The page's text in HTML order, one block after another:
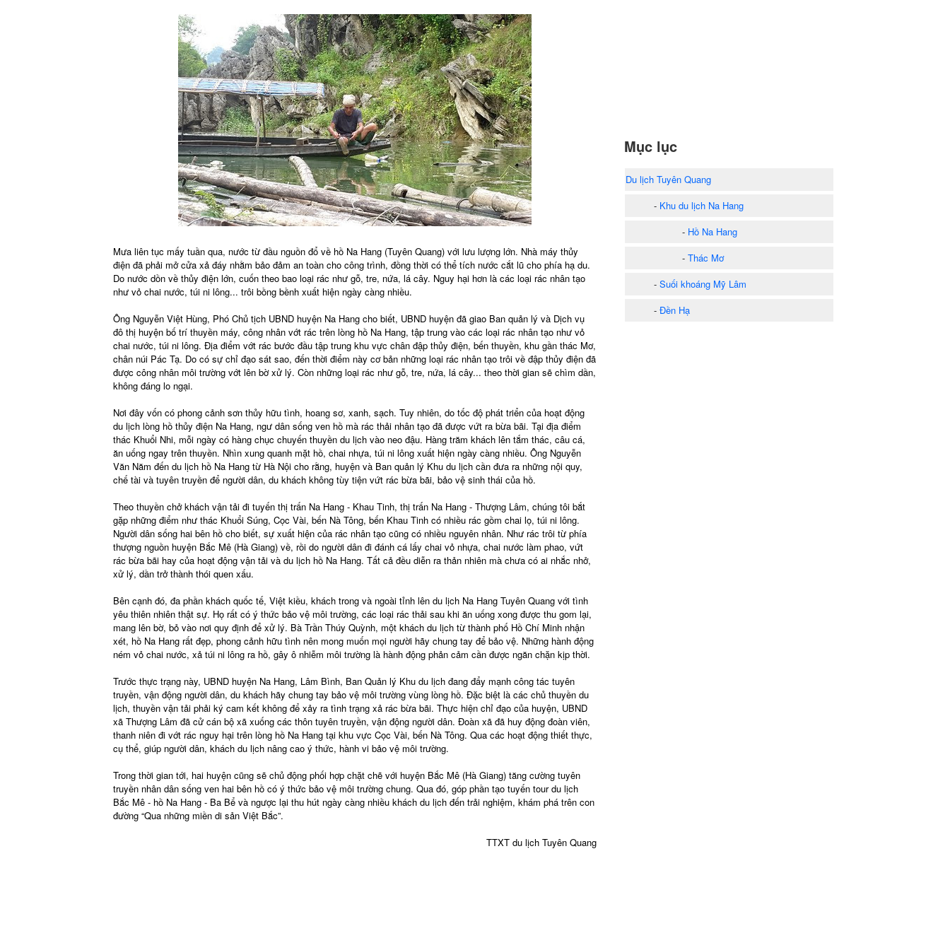
Mưa liên tục mấy tuần qua, nước từ đầu nguồn đổ về hồ Na Hang (Tuyên Quang) với lưu lượng lớn. Nhà máy thủy
điện đã phải mở cửa xả đáy nhằm bảo đảm an toàn cho công trình, đồng thời có thể tích nước cắt lũ cho phía hạ du.
Do nước dồn về thủy điện lớn, cuốn theo bao loại rác như gỗ, tre, nứa, lá cây. Nguy hại hơn là các loại rác nhân tạo
như vỏ chai nước, túi ni lông... trôi bồng bềnh xuất hiện ngày càng nhiều.
Ông Nguyễn Việt Hùng, Phó Chủ tịch UBND huyện Na Hang cho biết, UBND huyện đã giao Ban quản lý và Dịch vụ
đô thị huyện bố trí thuyền máy, công nhân vớt rác trên lòng hồ Na Hang, tập trung vào các loại rác nhân tạo như vỏ
chai nước, túi ni lông. Địa điểm vớt rác bước đầu tập trung khu vực chân đập thủy điện, bến thuyền, khu gần thác Mơ,
chân núi Pác Tạ. Do có sự chỉ đạo sát sao, đến thời điểm này cơ bản những loại rác nhân tạo trôi về đập thủy điện đã
được công nhân môi trường vớt lên bờ xử lý. Còn những loại rác như gỗ, tre, nứa, lá cây... theo thời gian sẽ chìm dần,
không đáng lo ngại.
Nơi đây vốn có phong cảnh sơn thủy hữu tình, hoang sơ, xanh, sạch. Tuy nhiên, do tốc độ phát triển của hoạt động
du lịch lòng hồ thủy điện Na Hang, ngư dân sống ven hồ mà rác thải nhân tạo đã được vứt ra bừa bãi. Tại địa điểm
thác Khuổi Nhi, mỗi ngày có hàng chục chuyến thuyền du lịch vào neo đậu. Hàng trăm khách lên tắm thác, câu cá,
ăn uống ngay trên thuyền. Nhìn xung quanh mặt hồ, chai nhựa, túi ni lông xuất hiện ngày càng nhiều. Ông Nguyễn
Văn Năm đến du lịch hồ Na Hang từ Hà Nội cho rằng, huyện và Ban quản lý Khu du lịch cần đưa ra những nội quy,
chế tài và tuyên truyền để người dân, du khách không tùy tiện vứt rác bừa bãi, bảo vệ sinh thái của hồ.
Theo thuyền chở khách vận tải đi tuyến thị trấn Na Hang - Khau Tinh, thị trấn Na Hang - Thượng Lâm, chúng tôi bắt
gặp những điểm như thác Khuổi Súng, Cọc Vài, bến Nà Tông, bến Khau Tinh có nhiều rác gồm chai lọ, túi ni lông.
Người dân sống hai bên hồ cho biết, sự xuất hiện của rác nhân tạo cũng có nhiều nguyên nhân. Như rác trôi từ phía
thượng nguồn huyện Bắc Mê (Hà Giang) về, rồi do người dân đi đánh cá lấy chai vỏ nhựa, chai nước làm phao, vứt
rác bừa bãi hay của hoạt động vận tải và du lịch hồ Na Hang. Tất cả đều diễn ra thản nhiên mà chưa có ai nhắc nhở,
xử lý, dần trở thành thói quen xấu.
Bên cạnh đó, đa phần khách quốc tế, Việt kiều, khách trong và ngoài tỉnh lên du lịch Na Hang Tuyên Quang với tình
yêu thiên nhiên thật sự. Họ rất có ý thức bảo vệ môi trường, các loại rác thải sau khi ăn uống xong được thu gom lại,
mang lên bờ, bỏ vào nơi quy định để xử lý. Bà Trần Thúy Quỳnh, một khách du lịch từ thành phố Hồ Chí Minh nhận
xét, hồ Na Hang rất đẹp, phong cảnh hữu tình nên mong muốn mọi người hãy chung tay để bảo vệ. Những hành động
ném vỏ chai nước, xả túi ni lông ra hồ, gây ô nhiễm môi trường là hành động phản cảm cần được ngăn chặn kịp thời.
Trước thực trạng này, UBND huyện Na Hang, Lâm Bình, Ban Quản lý Khu du lịch đang đẩy mạnh công tác tuyên
truyền, vận động người dân, du khách hãy chung tay bảo vệ môi trường vùng lòng hồ. Đặc biệt là các chủ thuyền du
lịch, thuyền vận tải phải ký cam kết không để xảy ra tình trạng xả rác bừa bãi. Thực hiện chỉ đạo của huyện, UBND
xã Thượng Lâm đã cử cán bộ xã xuống các thôn tuyên truyền, vận động người dân. Đoàn xã đã huy động đoàn viên,
thanh niên đi vớt rác nguy hại trên lòng hồ Na Hang tại khu vực Cọc Vài, bến Nà Tông. Qua các hoạt động thiết thực,
cụ thể, giúp người dân, khách du lịch nâng cao ý thức, hành vi bảo vệ môi trường.
Trong thời gian tới, hai huyện cũng sẽ chủ động phối hợp chặt chẽ với huyện Bắc Mê (Hà Giang) tăng cường tuyên
truyền nhân dân sống ven hai bên hồ có ý thức bảo vệ môi trường chung. Qua đó, góp phần tạo tuyến tour du lịch
Bắc Mê - hồ Na Hang - Ba Bể và ngược lại thu hút ngày càng nhiều khách du lịch đến trải nghiệm, khám phá trên con
đường “Qua những miền di sản Việt Bắc”.
TTXT du lịch Tuyên Quang
Mục lục
Du lịch Tuyên Quang
- Khu du lịch Na Hang
- Hồ Na Hang
- Thác Mơ
- Suối khoáng Mỹ Lâm
- Đền Hạ